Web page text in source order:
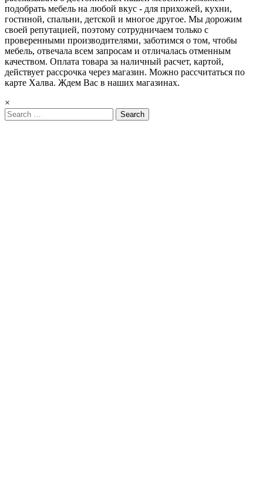
подобрать мебель на любой вкус - для прихожей, кухни,
гостиной, спальни, детской и многое другое. Мы дорожим
своей репутацией, поэтому сотрудничаем только с
проверенными производителями, заботимся о том, чтобы
мебель, отвечала всем запросам и отличалась отменным
качеством. Оплата товара за наличный расчет, картой,
действует рассрочка через магазин. Можно рассчитаться по
карте Халва. Ждем Вас в наших магазинах.
×
Search
for: